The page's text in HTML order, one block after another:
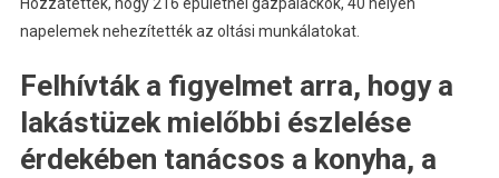
Hozzátették, hogy 216 épületnél gázpalackok, 40 helyen
napelemek nehezítették az oltási munkálatokat.
Felhívták a figyelmet arra, hogy a
lakástüzek mielőbbi észlelése
érdekében tanácsos a konyha, a